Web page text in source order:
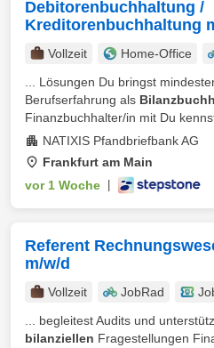
Debitorenbuchhaltung /
Kreditorenbuchhaltung
Vollzeit Home-Office
... Lösungen Du bringst
Berufserfahrung als
Finanzbuchhalter/in mit Du kennst
NATIXIS Pfandbriefbank AG
Frankfurt am Main
vor 1 Woche
Referent
m/w/d
Vollzeit JobRad
... begleitest Audits und
bilanziellen Fragestellungen